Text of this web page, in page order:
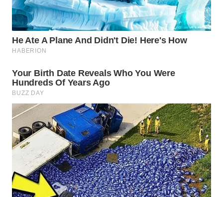
SERIBU
WN
TANGERANG
BINJAI
WN
CIREBON
INDRAMAYU
WN
KUNINGAN